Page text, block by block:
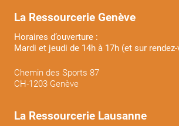
La Ressourcerie Genève
Horaires d’ouverture :
Mardi et jeudi de 14h à 17h (et sur
Chemin des Sports 87
CH-1203 Genève
La Ressourcerie Lausanne